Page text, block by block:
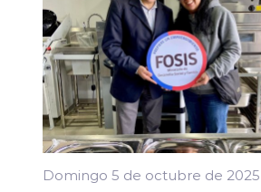
Domingo 5 de octubre de 2025